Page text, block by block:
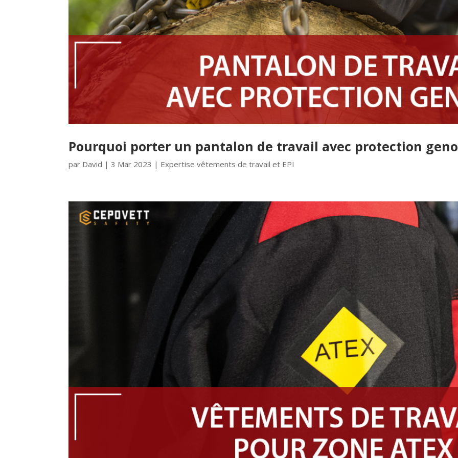
Pourquoi porter un pantalon de travail avec protection
par David |3 Mar 2023 | Expertise vêtements de travail et EPI